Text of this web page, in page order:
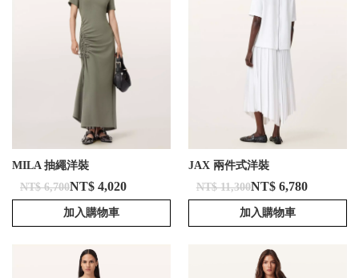
MILA 抽繩洋裝
NT$ 6,700NT$ 4,020
加入購物車
JAX 兩件式洋裝
NT$ 11,300NT$ 6,780
加入購物車